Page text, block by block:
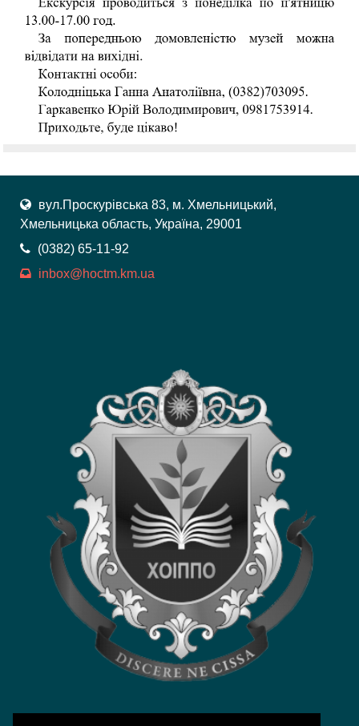
вул.Проскурівська 83, м. Хмельницький,
Хмельницька область, Україна, 29001
(0382) 65-11-92
inbox@hoctm.km.ua